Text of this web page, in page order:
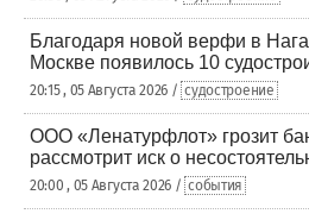
Благодаря новой верфи в
Москве появилось 10
20:15 , 05 Августа 2026 / судостроение
ООО «Ленатурфлот» грозит
рассмотрит иск о
20:00 , 05 Августа 2026 / события